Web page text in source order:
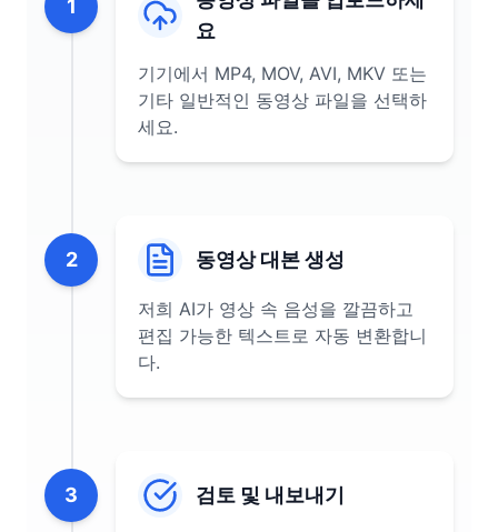
1
요
기기에서 MP4, MOV, AVI, MKV 또는
기타 일반적인 동영상 파일을 선택하
세요.
2 동영상 대본 생성
저희 AI가 영상 속 음성을 깔끔하고
편집 가능한 텍스트로 자동 변환합니
다.
3 검토 및 내보내기